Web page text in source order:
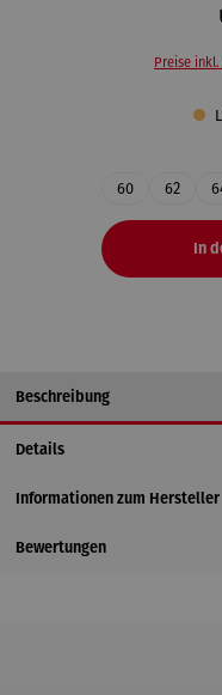
Preise
60 62
In
Beschreibung
Details
Informationen zum Hersteller
Bewertungen